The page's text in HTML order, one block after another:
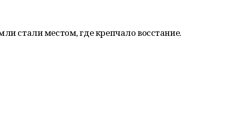
стали местом, где крепчало восстание.